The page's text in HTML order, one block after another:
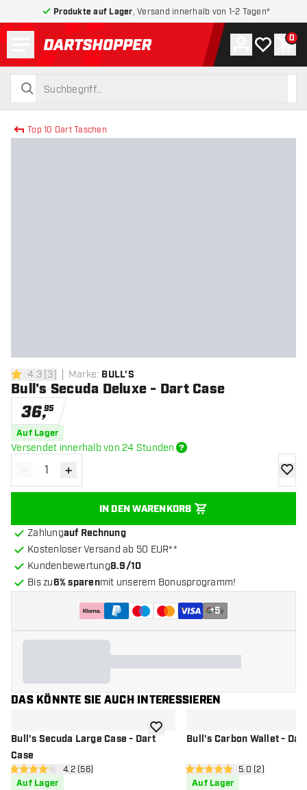
Produkte auf Lager , Versand innerhalb von 1-2 Tagen*
zurück zur Startseite
suchen
suchen
Konto
Meine 0
Top 10 Dart Taschen
4.3 Bewertungssterne
4.3[3] Marke: BULL'S
Bull's Secuda Deluxe - Dart Case
36,95
Auf Lager
Versendet innerhalb von 24 Stunden
Menge verringern
- Menge erhöhen
+
IN DEN WARENKORB
Zur
Zahlungauf Rechnung
Kostenloser Versand ab 50 EUR**
Kundenbewertung8.9/10
Bis zu6% sparenmit unserem Bonusprogramm!
+5
DAS KÖNNTE SIE AUCH INTERESSIEREN
Bull's Secuda Large Case - Dart
Case
Bewertungsbereich öffnen
4.2 Bewertungssterne
4.2 (56)
Auf Lager
Zur Wunschliste hinzufügen
Bull's Carbon Wallet -
5 Bewertungssterne
5.0 (2)
Auf Lager